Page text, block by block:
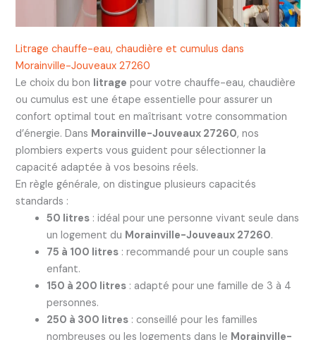
Litrage chauffe-eau, chaudière et cumulus dans
Morainville-Jouveaux 27260
Le choix du bon litrage pour votre chauffe-eau, chaudière
ou cumulus est une étape essentielle pour assurer un
confort optimal tout en maîtrisant votre consommation
d’énergie. Dans Morainville-Jouveaux 27260, nos
plombiers experts vous guident pour sélectionner la
capacité adaptée à vos besoins réels.
En règle générale, on distingue plusieurs capacités
standards :
50 litres: idéal pour une personne vivant seule dans
un logement du Morainville-Jouveaux 27260.
75 à 100 litres: recommandé pour un couple sans
enfant.
150 à 200 litres: adapté pour une famille de 3 à 4
personnes.
250 à 300 litres: conseillé pour les familles
nombreuses ou les logements dans le Morainville-